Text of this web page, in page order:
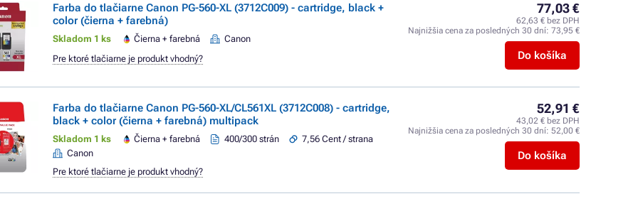
Farba do tlačiarne Canon PG-560-XL (3712C009) - cartridge, black +
color (čierna + farebná)
Skladom 1 ks Čierna + farebná Canon
77,03 €
62,63 € bez DPH
Najnižšia cena za posledných 30 dní: 73,95 €
Do košíka
Pre ktoré tlačiarne je produkt vhodný?
Farba do tlačiarne Canon PG-560-XL/CL561XL (3712C008) - cartridge,
black + color (čierna + farebná) multipack
Skladom 1 ks Čierna + farebná 400/300 strán
7,56 Cent / strana
Canon
52,91 €
43,02 € bez DPH
Najnižšia cena za posledných 30 dní: 52,00 €
Do košíka
Pre ktoré tlačiarne je produkt vhodný?